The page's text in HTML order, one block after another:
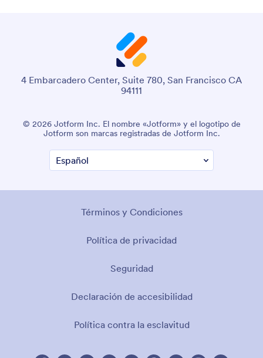
4 Embarcadero Center, Suite 780, San Francisco CA
94111
© 2026 Jotform Inc. El nombre «Jotform» y el logotipo de
Jotform son marcas registradas de Jotform Inc.
Términos y Condiciones
Política de privacidad
Seguridad
Declaración de accesibilidad
Política contra la esclavitud